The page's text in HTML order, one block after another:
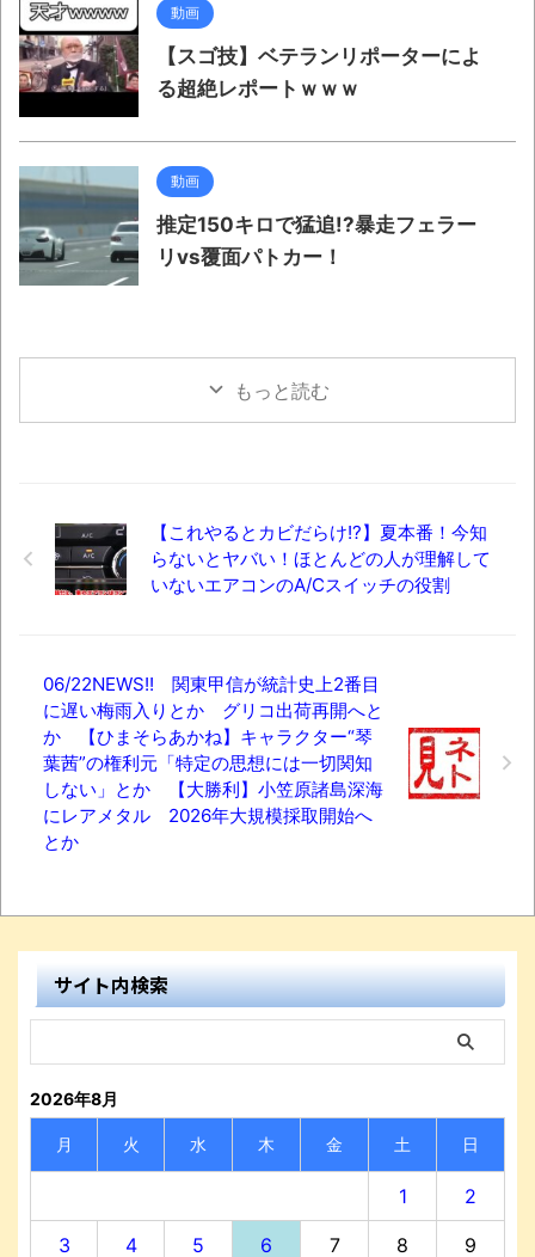
動画
【スゴ技】ベテランリポーターによ
る超絶レポートｗｗｗ
動画
推定150キロで猛追!?暴走フェラー
リvs覆面パトカー！
もっと読む
【これやるとカビだらけ!?】夏本番！今知
らないとヤバい！ほとんどの人が理解して
いないエアコンのA/Cスイッチの役割
06/22NEWS!! 関東甲信が統計史上2番目
に遅い梅雨入りとか グリコ出荷再開へと
か 【ひまそらあかね】キャラクター“琴
葉茜”の権利元「特定の思想には一切関知
しない」とか 【大勝利】小笠原諸島深海
にレアメタル 2026年大規模採取開始へ
とか
サイト内検索
2026年8月
月 火 水 木 金 土 日
1 2
3 4 5 6 7 8 9